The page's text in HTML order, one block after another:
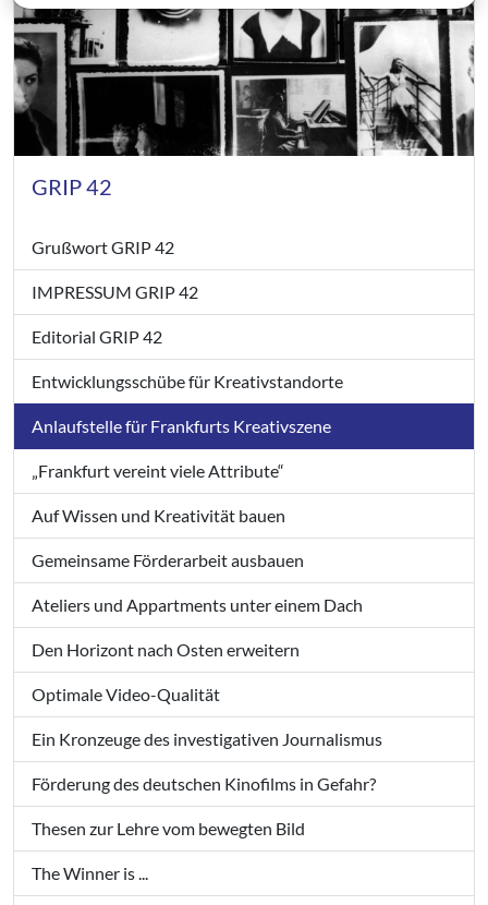
GRIP 42
Grußwort GRIP 42
IMPRESSUM GRIP 42
Editorial GRIP 42
Entwicklungsschübe für Kreativstandorte
Anlaufstelle für Frankfurts Kreativszene
„Frankfurt vereint viele Attribute“
Auf Wissen und Kreativität bauen
Gemeinsame Förderarbeit ausbauen
Ateliers und Appartments unter einem Dach
Den Horizont nach Osten erweitern
Optimale Video-Qualität
Ein Kronzeuge des investigativen Journalismus
Förderung des deutschen Kinofilms in Gefahr?
Thesen zur Lehre vom bewegten Bild
The Winner is ...